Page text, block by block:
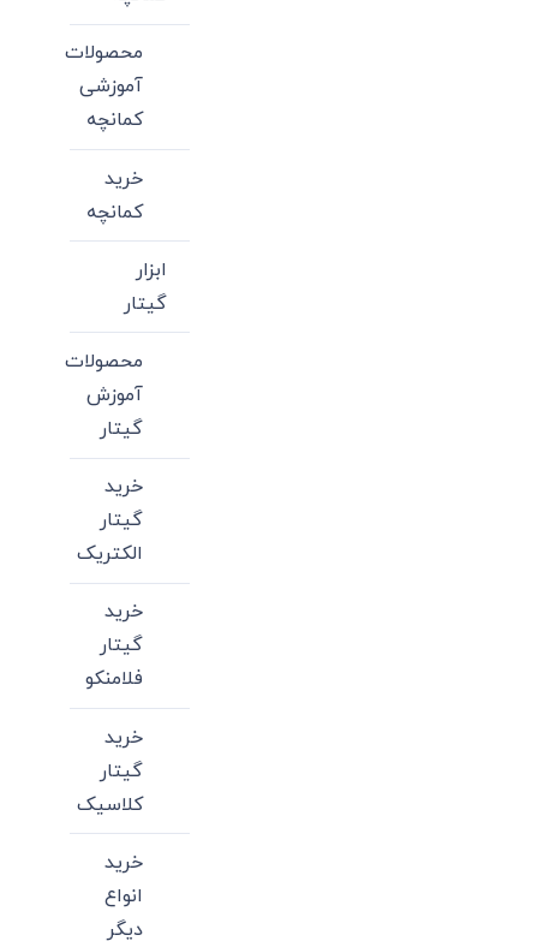
محصولات
آموزشی
کمانچه
خرید
کمانچه
ابزار
گیتار
محصولات
آموزش
گیتار
خرید
گیتار
الکتریک
خرید
گیتار
فلامنکو
خرید
گیتار
کلاسیک
خرید
انواع
دیگر